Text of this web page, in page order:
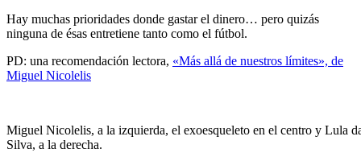
Hay muchas prioridades donde gastar el dinero… pero quizás
ninguna de ésas entretiene tanto como el fútbol.
PD: una recomendación lectora, «Más allá de nuestros límites», de
Miguel Nicolelis
Miguel Nicolelis, a la izquierda, el exoesqueleto en el centro y Lula
Silva, a la derecha.